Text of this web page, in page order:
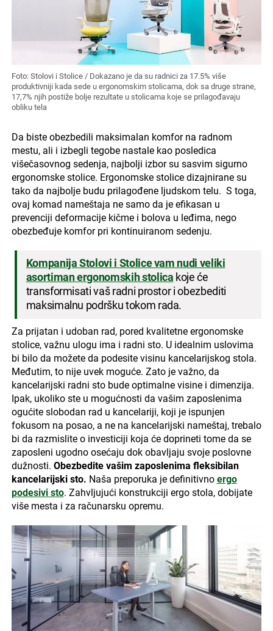
Foto: Stolovi i Stolice / Dokazano je da su radnici za 17.5% više
produktivniji kada sede u ergonomskim stolicama, dok sa druge strane,
17,7% njih postiže bolje rezultate u stolicama koje se prilagođavaju
obliku tela
Da biste obezbedili maksimalan komfor na radnom
mestu, ali i izbegli tegobe nastale kao posledica
višečasovnog sedenja, najbolji izbor su sasvim sigurno
ergonomske stolice. Ergonomske stolice dizajnirane su
tako da najbolje budu prilagođene ljudskom telu. S toga,
ovaj komad nameštaja ne samo da je efikasan u
prevenciji deformacije kičme i bolova u leđima, nego
obezbeđuje komfor pri kontinuiranom sedenju.
Kompanija Stolovi i Stolice vam nudi veliki
asortiman ergonomskih stolica koje će
transformisati vaš radni prostor i obezbediti
maksimalnu podršku tokom rada.
Za prijatan i udoban rad, pored kvalitetne ergonomske
stolice, važnu ulogu ima i radni sto. U idealnim uslovima
bi bilo da možete da podesite visinu kancelarijskog stola.
Međutim, to nije uvek moguće. Zato je važno, da
kancelarijski radni sto bude optimalne visine i dimenzija.
Ipak, ukoliko ste u mogućnosti da vašim zaposlenima
ogućite slobodan rad u kancelariji, koji je ispunjen
fokusom na posao, a ne na kancelarijski nameštaj, trebalo
bi da razmislite o investiciji koja će doprineti tome da se
zaposleni ugodno osećaju dok obavljaju svoje poslovne
dužnosti. Obezbedite vašim zaposlenima fleksibilan
kancelarijski sto. Naša preporuka je definitivno ergo
podesivi sto. Zahvljujući konstrukciji ergo stola, dobijate
više mesta i za računarsku opremu.